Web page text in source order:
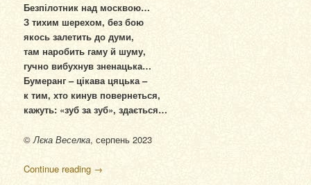
Безпілотник над москвою…
З тихим шерехом, без бою
якось залетить до думи,
там наробить гаму й шуму,
гучно вибухнув зненацька…
Бумеранг – цікава цяцька –
к тим, хто кинув повернеться,
кажуть: «зуб за зуб», здається…
©Лєка Веселка, серпень 2023
Continue reading →